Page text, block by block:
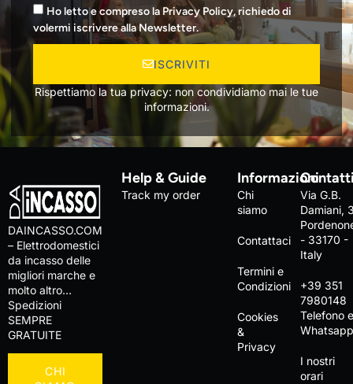
Ho letto e compreso la Privacy Policy, richiedo di
volermi iscrivere alla Newsletter.
ISCRIVITI
Rispettiamo la tua privacy: non condividiamo mai le tue
informazioni.
DAINCASSO.COM
– Elettrodomestici
da incasso delle
migliori marche e
molto altro…
Spedizioni
SEMPRE
GRATUITE
CHI
Help & Guide
Track my order
Informazioni
Chi
siamo
Contattaci
Termini e
Condizioni
Cookies
&
Privacy
Via G.B.
Damiani,
- 33170 -
Italy
+39 351
7980148
Telefono
I nostri
orari